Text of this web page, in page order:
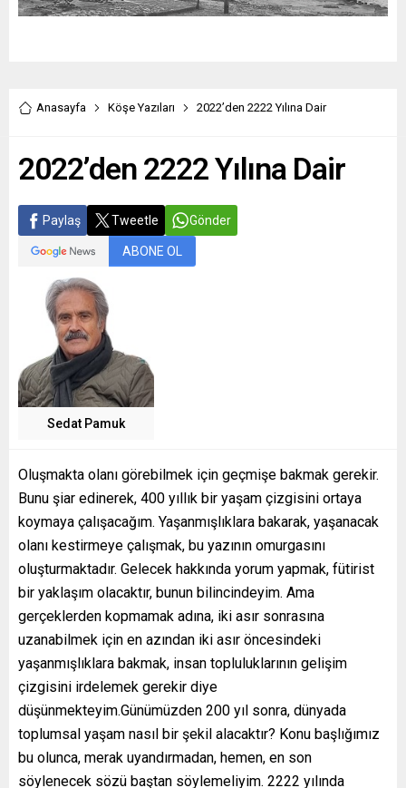
Anasayfa Köşe Yazıları 2022’den 2222 Yılına Dair
2022’den 2222 Yılına Dair
Paylaş Tweetle Gönder
ABONE OL
Sedat Pamuk
Oluşmakta olanı görebilmek için geçmişe bakmak gerekir.
Bunu şiar edinerek, 400 yıllık bir yaşam çizgisini ortaya
koymaya çalışacağım. Yaşanmışlıklara bakarak, yaşanacak
olanı kestirmeye çalışmak, bu yazının omurgasını
oluşturmaktadır. Gelecek hakkında yorum yapmak, fütirist
bir yaklaşım olacaktır, bunun bilincindeyim. Ama
gerçeklerden kopmamak adına, iki asır sonrasına
uzanabilmek için en azından iki asır öncesindeki
yaşanmışlıklara bakmak, insan topluluklarının gelişim
çizgisini irdelemek gerekir diye
düşünmekteyim.Günümüzden 200 yıl sonra, dünyada
toplumsal yaşam nasıl bir şekil alacaktır? Konu başlığımız
bu olunca, merak uyandırmadan, hemen, en son
söylenecek sözü baştan söylemeliyim. 2222 yılında